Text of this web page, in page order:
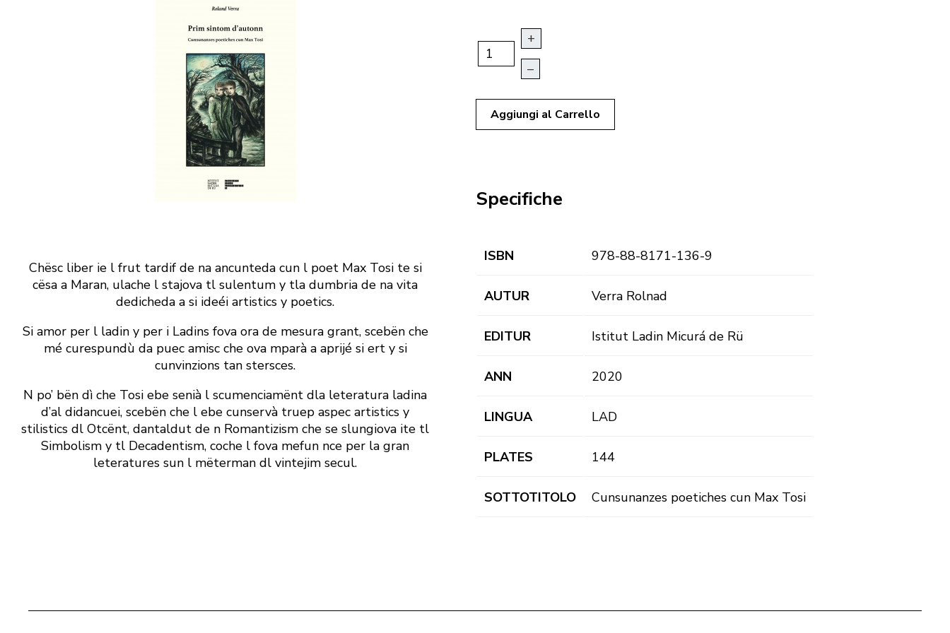
Chësc liber ie l frut tardif de na ancunteda cun l poet Max Tosi te si
cësa a Maran, ulache l stajova tl sulentum y tla dumbria de na vita
dedicheda a si ideéi artistics y poetics.
Si amor per l ladin y per i Ladins fova ora de mesura grant, scebën che
mé curespundù da puec amisc che ova mparà a aprijé si ert y si
cunvinzions tan stersces.
N po’ bën dì che Tosi ebe senià l scumenciamënt dla leteratura ladina
d’al didancuei, scebën che l ebe cunservà truep aspec artistics y
stilistics dl Otcënt, dantaldut de n Romantizism che se slungiova ite tl
Simbolism y tl Decadentism, coche l fova mefun nce per la gran
leteratures sun l mëterman dl vintejim secul.
+
–
Aggiungi al Carrello
Specifiche
ISBN 978-88-8171-136-9
AUTUR Verra Rolnad
EDITUR Istitut Ladin Micurá de Rü
ANN 2020
LINGUA LAD
PLATES 144
SOTTOTITOLO Cunsunanzes poetiches cun Max Tosi